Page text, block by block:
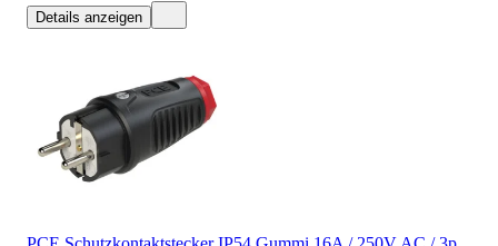
Details anzeigen